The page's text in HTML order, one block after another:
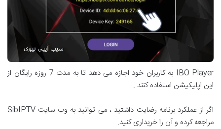
IBO Player به کاربران خود اجازه می دهد تا به مدت 7 روزه رایگان از
این اپلیکیشن استفاده کنند .
اگر از عملکرد برنامه رضایت داشتید ، می توانید به وب سایت SibIPTV
مراجعه کرده و آن را خریداری کنید.